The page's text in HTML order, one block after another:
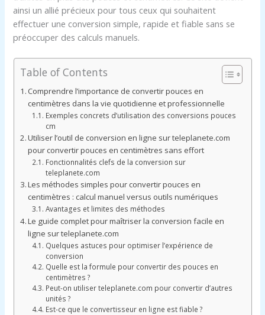
ainsi un allié précieux pour tous ceux qui souhaitent
effectuer une conversion simple, rapide et fiable sans se
préoccuper des calculs manuels.
Table of Contents
Comprendre l’importance de convertir pouces en
centimètres dans la vie quotidienne et professionnelle
Exemples concrets d’utilisation des conversions pouces
cm
Utiliser l’outil de conversion en ligne sur teleplanete.com
pour convertir pouces en centimètres sans effort
Fonctionnalités clefs de la conversion sur
teleplanete.com
Les méthodes simples pour convertir pouces en
centimètres : calcul manuel versus outils numériques
Avantages et limites des méthodes
Le guide complet pour maîtriser la conversion facile en
ligne sur teleplanete.com
Quelques astuces pour optimiser l’expérience de
conversion
Quelle est la formule pour convertir des pouces en
centimètres ?
Peut-on utiliser teleplanete.com pour convertir d’autres
unités ?
Est-ce que le convertisseur en ligne est fiable ?